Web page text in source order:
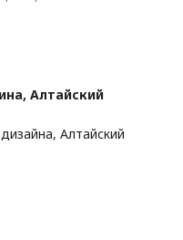
Алтайский
Алтайский